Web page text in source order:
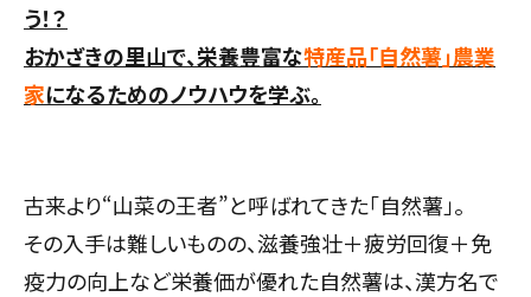
う！？
おかざきの里山で、栄養豊富な特産品「自然薯」農業
家になるためのノウハウを学ぶ。
古来より“山菜の王者”と呼ばれてきた「自然薯」。
その入手は難しいものの、滋養強壮＋疲労回復＋免
疫力の向上など栄養価が優れた自然薯は、漢方名で